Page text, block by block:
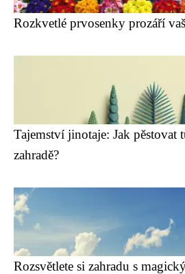
Rozkvetlé prvosenky prozáří
Tajemství jinotaje: Jak pěstovat
zahradě?
Rozsvětlete si zahradu s